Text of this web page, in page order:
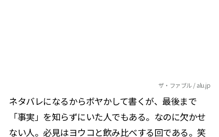
ザ・ファブル / alu.jp
ネタバレになるからボヤかして書くが、最後まで
「事実」を知らずにいた人でもある。なのに欠かせ
ない人。必見はヨウコと飲み比べする回である。笑